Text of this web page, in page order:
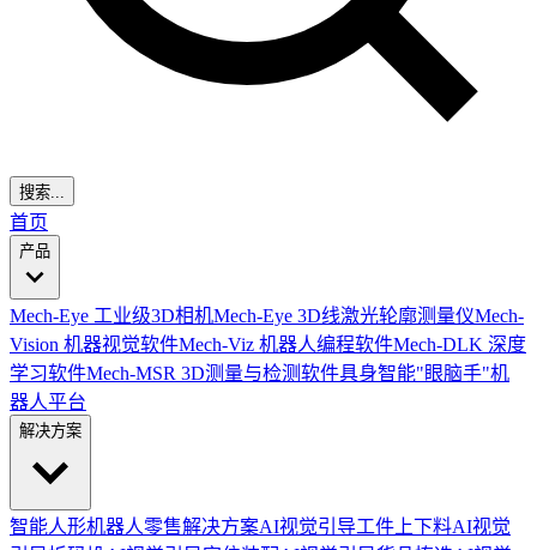
搜索...
首页
产品
Mech-Eye 工业级3D相机Mech-Eye 3D线激光轮廓测量仪Mech-
Vision 机器视觉软件Mech-Viz 机器人编程软件Mech-DLK 深度
学习软件Mech-MSR 3D测量与检测软件具身智能"眼脑手"机
器人平台
解决方案
智能人形机器人零售解决方案AI视觉引导工件上下料AI视觉